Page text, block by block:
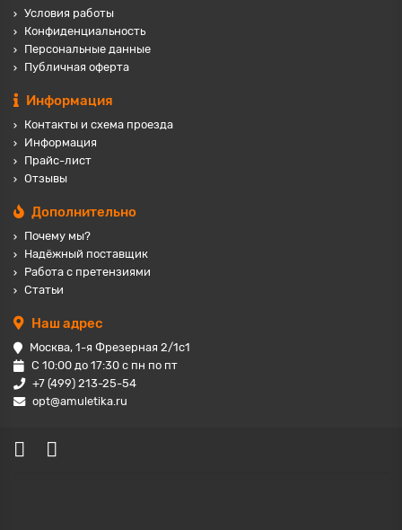
Условия работы
Конфиденциальность
Персональные данные
Публичная оферта
Информация
Контакты и схема проезда
Информация
Прайс-лист
Отзывы
Дополнительно
Почему мы?
Надёжный поставщик
Работа с претензиями
Статьи
Наш адрес
Москва, 1-я Фрезерная 2/1с1
С 10:00 до 17:30 с пн по пт
+7 (499) 213-25-54
opt@amuletika.ru